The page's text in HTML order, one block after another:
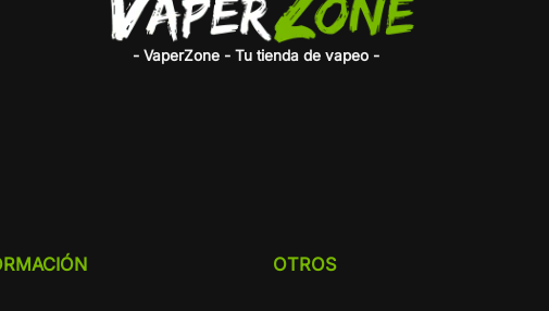
- VaperZone - Tu tienda de vapeo -
OTROS